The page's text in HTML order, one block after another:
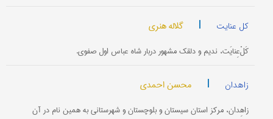
کل عنایت | گلاله هنری
کَلْ‌عِنایَت، ندیم و دلقک مشهور دربار شاه عباس اول صفوی.
زاهدان | محسن احمدی
زاهِدان، مرکز استان سیستان و بلوچستان و شهرستانی به همین نام در آن